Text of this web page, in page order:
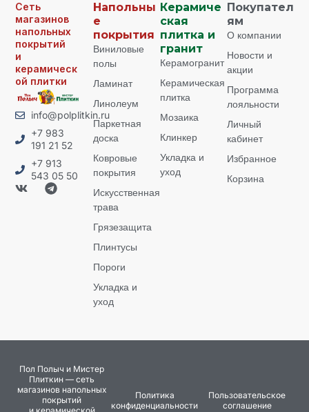
Сеть
магазинов
напольных
покрытий
и
керамическ
ой плитки
info@polplitkin.ru
+7 983
191 21 52
+7 913
543 05 50
Напольны
е
покрытия
Виниловые
полы
Ламинат
Линолеум
Паркетная
доска
Ковровые
покрытия
Искусственная
трава
Грязезащита
Плинтусы
Пороги
Укладка и
уход
Керамиче
ская
плитка и
гранит
Керамогранит
Керамическая
плитка
Мозаика
Клинкер
Укладка и
уход
Покупател
ям
О компании
Новости и
акции
Программа
лояльности
Личный
кабинет
Избранное
Корзина
Пол Полыч и Мистер
Плиткин — сеть
магазинов напольных
покрытий
Политика
конфиденциальности
Пользовательское
соглашение